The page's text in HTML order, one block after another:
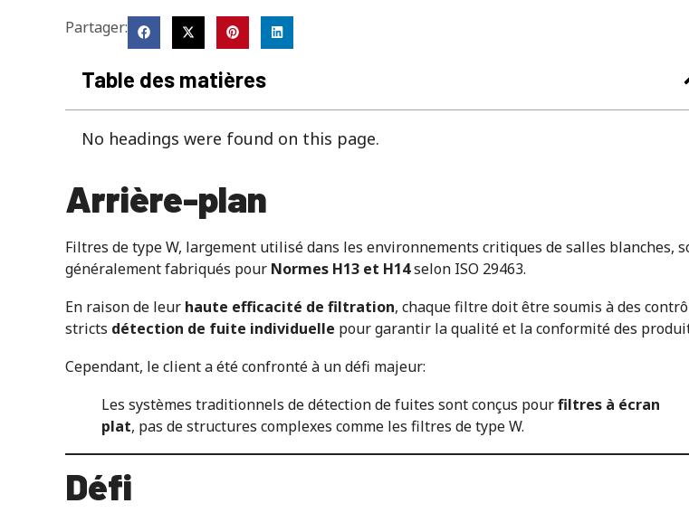
Partager:
Table des matières
No headings were found on this page.
Arrière-plan
Filtres de type W, largement utilisé dans les environnements critiques de salles blanches,
généralement fabriqués pour Normes H13 et H14selon ISO 29463.
En raison de leur haute efficacité de filtration, chaque filtre doit être soumis à des
stricts détection de fuite individuelle pour garantir la qualité et la conformité des
Cependant, le client a été confronté à un défi majeur:
Les systèmes traditionnels de détection de fuites sont conçus pourfiltres à écran
plat, pas de structures complexes comme les filtres de type W.
Défi